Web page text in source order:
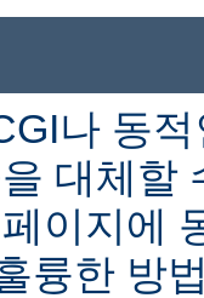
나 동
대체할
이지에
륭한 방